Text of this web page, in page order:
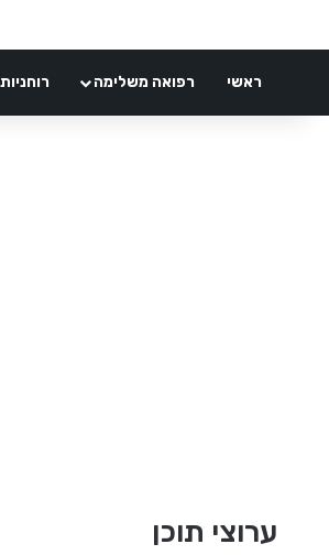
ראשי רפואה משלימה
ערוצי תוכן